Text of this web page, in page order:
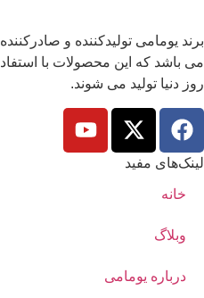
برند یومامی تولیدکننده و
می باشد که این محصولات با
روز دنیا تولید می شوند.
لینک‌های مفید
خانه
وبلاگ
درباره یومامی